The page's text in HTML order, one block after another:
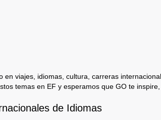
en viajes, idiomas, cultura, carreras
temas en EF y esperamos que GO te
de Idiomas